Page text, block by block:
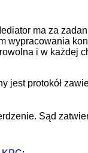
ma za
wypracowania
i w każdej
jest protokół
Sąd